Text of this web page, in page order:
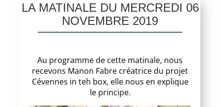
LA MATINALE DU MERCREDI 06
NOVEMBRE 2019
Au programme de cette matinale, nous
recevons Manon Fabre créatrice du projet
Cévennes in teh box, elle nous en explique
le principe.